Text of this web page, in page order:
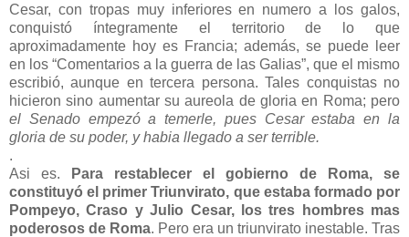
Cesar, con tropas muy inferiores en numero a los galos,
conquistó íntegramente el territorio de lo que
aproximadamente hoy es Francia; además, se puede leer
en los “Comentarios a la guerra de las Galias”, que el mismo
escribió, aunque en tercera persona. Tales conquistas no
hicieron sino aumentar su aureola de gloria en Roma; pero
el Senado empezó a temerle, pues Cesar estaba en la
gloria de su poder, y habia llegado a ser terrible.
.
Asi es.
Para restablecer el gobierno de Roma, se
constituyó el primer Triunvirato, que estaba formado por
Pompeyo, Craso y Julio Cesar, los tres hombres mas
poderosos de Roma. Pero era un triunvirato inestable. Tras